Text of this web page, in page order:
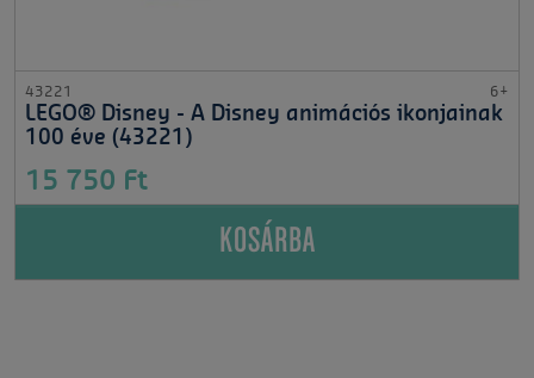
43221 6+
LEGO® Disney - A Disney animációs ikonjainak
100 éve (43221)
15 750 Ft
KOSÁRBA